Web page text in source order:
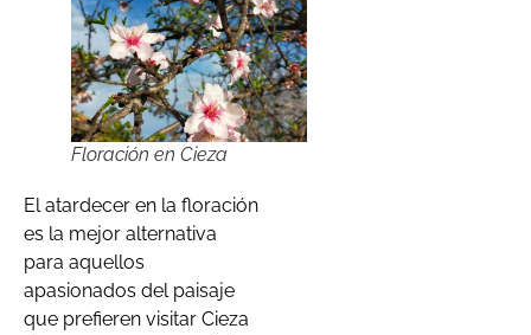
Floración en Cieza
El atardecer en la floración
es la mejor alternativa
para aquellos
apasionados del paisaje
que prefieren visitar Cieza